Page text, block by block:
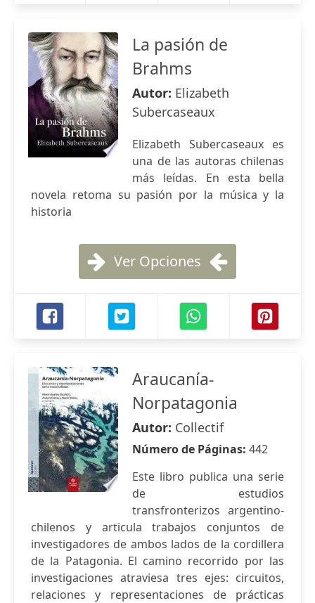
La pasión de
Brahms
Autor: Elizabeth
Subercaseaux
Elizabeth Subercaseaux es
una de las autoras chilenas
más leídas. En esta bella
novela retoma su pasión por la música y la
historia
Ver Opciones
Araucanía-
Norpatagonia
Autor: Collectif
Número de Páginas: 442
Este libro publica una serie
de estudios
transfronterizos argentino-
chilenos y articula trabajos conjuntos de
investigadores de ambos lados de la cordillera
de la Patagonia. El camino recorrido por las
investigaciones atraviesa tres ejes: circuitos,
relaciones y representaciones de prácticas